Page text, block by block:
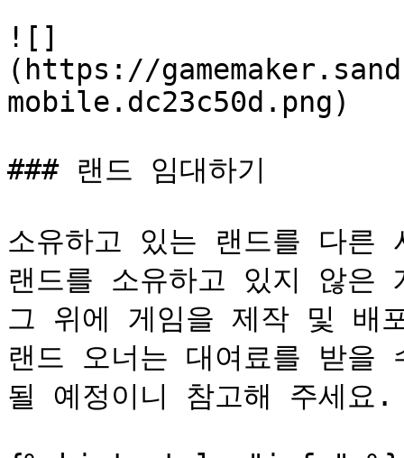
![]
(https://
mobile.dc23c50d.png)
### 랜드 임대하기
소유하고 있는 랜드를 다른
랜드를 소유하고 있지 않은
그 위에 게임을 제작 및 배
랜드 오너는 대여료를 받
될 예정이니 참고해 주세요.